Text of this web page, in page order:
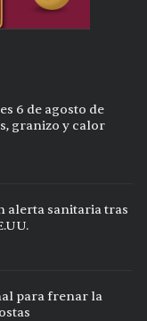
6 de agosto de
granizo y calor
alerta sanitaria tras
para frenar la